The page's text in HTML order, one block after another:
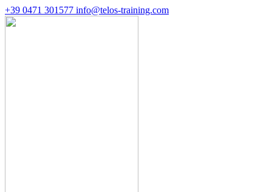
+39 0471 301577 info@telos-training.com